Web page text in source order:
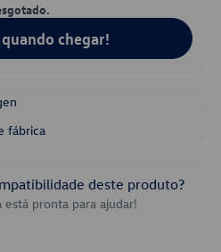
chegar!
fábrica
deste produto?
está pronta para ajudar!